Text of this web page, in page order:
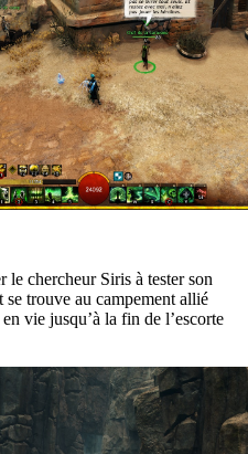
chercheur Siris à tester son
trouve au campement allié
vie jusqu’à la fin de l’escorte